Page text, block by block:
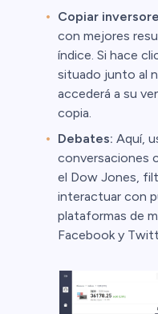
Copiar
con mejores
índice. Si hace
situado junto al
accederá a su
copia.
Debates: Aquí,
conversaciones
el Dow Jones,
interactuar con
plataformas de
Facebook y